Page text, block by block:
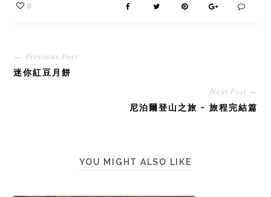
0
← Previous Post
迷你紅豆月餅
Next Post →
尼泊爾登山之旅 ~ 旅程完結篇
YOU MIGHT ALSO LIKE